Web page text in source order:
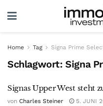
Home Tag Signa Prime
Schlagwort:Signa
Signas Upper West steht
von Charles Steiner 5. JUNI